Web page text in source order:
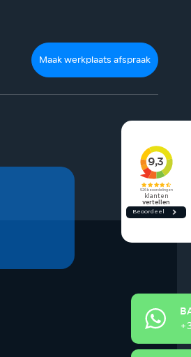
Maak werkplaats afspraak